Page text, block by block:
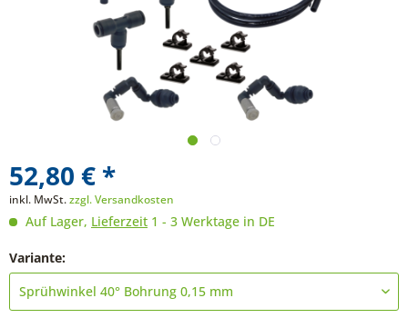
52,80 € *
inkl. MwSt.zzgl. Versandkosten
Auf Lager, Lieferzeit 1 - 3 Werktage in DE
Variante: